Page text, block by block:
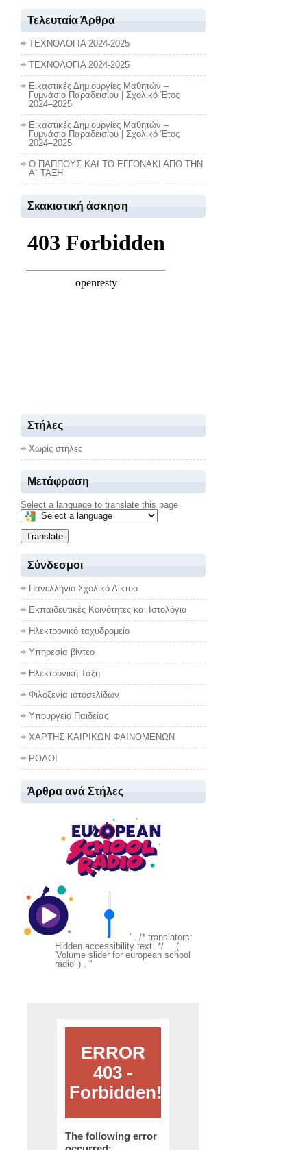
Τελευταία Άρθρα
ΤΕΧΝΟΛΟΓΙΑ 2024-2025
ΤΕΧΝΟΛΟΓΙΑ 2024-2025
Εικαστικές Δημιουργίες Μαθητών –
Γυμνάσιο Παραδεισίου | Σχολικό Έτος
2024–2025
Εικαστικές Δημιουργίες Μαθητών –
Γυμνάσιο Παραδεισίου | Σχολικό Έτος
2024–2025
Ο ΠΑΠΠΟΥΣ ΚΑΙ ΤΟ ΕΓΓΟΝΑΚΙ ΑΠΟ ΤΗΝ
Α΄ ΤΑΞΗ
Σκακιστική άσκηση
Στήλες
Χωρίς στήλες
Μετάφραση
Select a language to translate this page
Translate
Σύνδεσμοι
Πανελλήνιο Σχολικό Δίκτυο
Εκπαιδευτικές Κοινότητες και Ιστολόγια
Ηλεκτρονικό ταχυδρομείο
Υπηρεσία βίντεο
Ηλεκτρονική Τάξη
Φιλοξενία ιστοσελίδων
Υπουργείο Παιδείας
ΧΑΡΤΗΣ ΚΑΙΡΙΚΩΝ ΦΑΙΝΟΜΕΝΩΝ
ΡΟΛΟΙ
Άρθρα ανά Στήλες
' . /* translators:
Hidden accessibility text. */ __(
'Volume slider for european school
radio' ) . ''